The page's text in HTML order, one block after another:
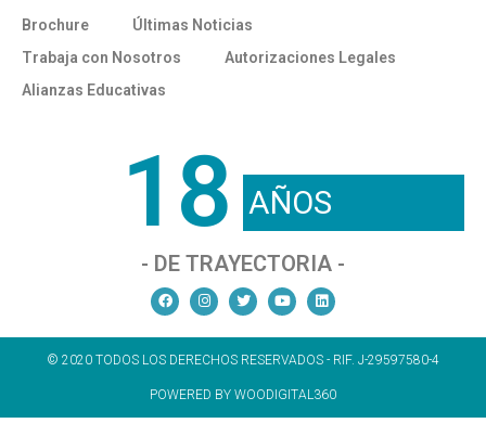
Brochure
Últimas Noticias
Trabaja con Nosotros
Autorizaciones Legales
Alianzas Educativas
18 AÑOS
- DE TRAYECTORIA -
© 2020 TODOS LOS DERECHOS RESERVADOS - RIF. J-29597580-4
POWERED BY WOODIGITAL360